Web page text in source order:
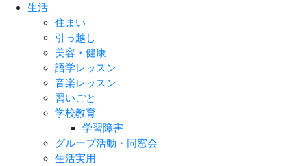
生活
住まい
引っ越し
美容・健康
語学レッスン
音楽レッスン
習いごと
学校教育
学習障害
グループ活動・同窓会
生活実用